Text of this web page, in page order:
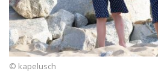
© kapelusch